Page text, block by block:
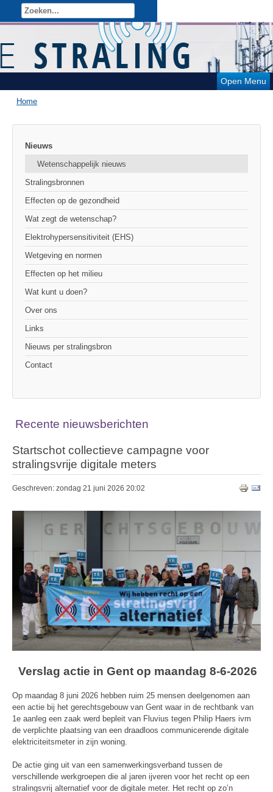
Open Menu
Home
Nieuws
Wetenschappelijk nieuws
Stralingsbronnen
Effecten op de gezondheid
Wat zegt de wetenschap?
Elektrohypersensitiviteit (EHS)
Wetgeving en normen
Effecten op het milieu
Wat kunt u doen?
Over ons
Links
Nieuws per stralingsbron
Contact
Recente nieuwsberichten
Startschot collectieve campagne voor
stralingsvrije digitale meters
Geschreven: zondag 21 juni 2026 20:02
Verslag actie in Gent op maandag 8-6-2026
Op maandag 8 juni 2026 hebben ruim 25 mensen deelgenomen aan
een actie bij het gerechtsgebouw van Gent waar in de rechtbank van
1e aanleg een zaak werd bepleit van Fluvius tegen Philip Haers ivm
de verplichte plaatsing van een draadloos communicerende digitale
elektriciteitsmeter in zijn woning.
De actie ging uit van een samenwerkingsverband tussen de
verschillende werkgroepen die al jaren ijveren voor het recht op een
stralingsvrij alternatief voor de digitale meter. Het recht op zo’n